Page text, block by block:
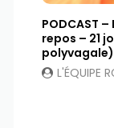
PODCAST
repos – 21
polyvagale)
L'ÉQUIPE